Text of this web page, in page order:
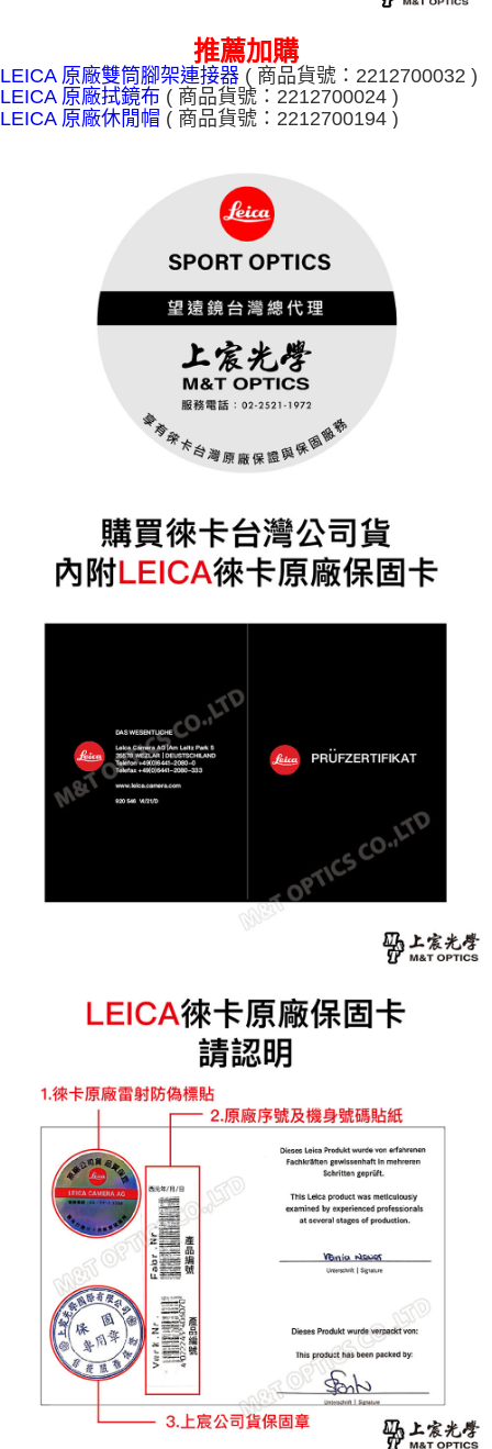
推薦加購
LEICA 原廠雙筒腳架連接器 ( 商品貨號：2212700032 )
LEICA 原廠拭鏡布 ( 商品貨號： 2212700024 )
LEICA 原廠休閒帽 ( 商品貨號： 2212700194 )